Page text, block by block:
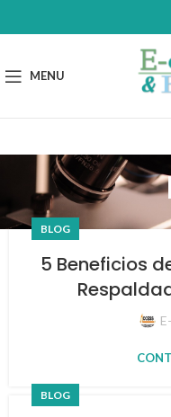
MENU
BLOG
5 Beneficios
BLOG